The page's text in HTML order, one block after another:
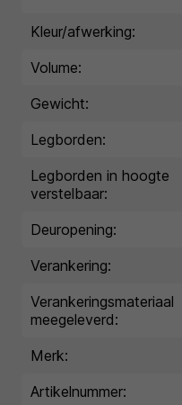
Kleur/afwerking:
Volume:
Gewicht:
Legborden:
Legborden in hoogte
verstelbaar:
Deuropening:
Verankering:
Verankeringsmateriaal
meegeleverd:
Merk:
Artikelnummer: